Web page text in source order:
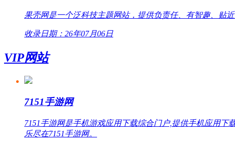
果壳网是一个泛科技主题网站，提供负责任、有智趣、贴
收录日期：26年07月06日
VIP网站
7151手游网
7151手游网是手机游戏应用下载综合门户,提供手机应用
乐尽在7151手游网。